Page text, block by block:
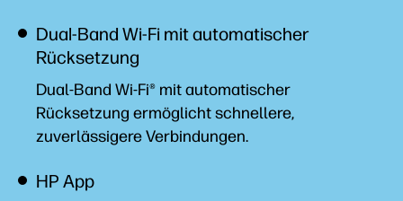
Dual-Band Wi-Fi mit automatischer
Rücksetzung
Dual-Band Wi-Fi® mit automatischer
Rücksetzung ermöglicht schnellere,
zuverlässigereVerbindungen.
HP App